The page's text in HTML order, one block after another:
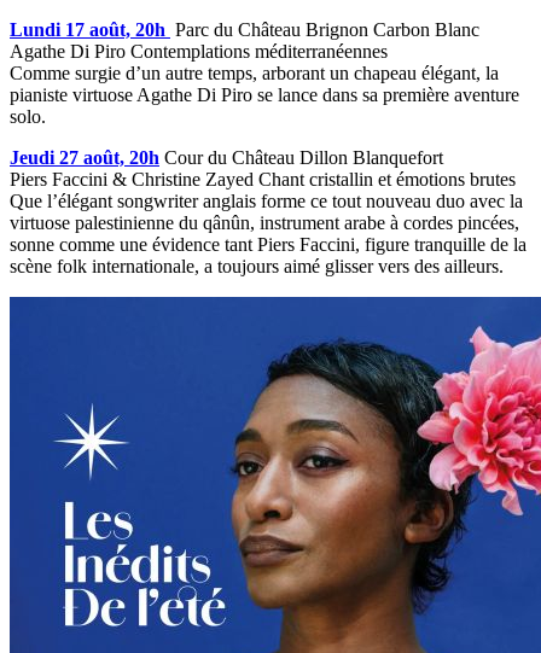
Lundi 17 août, 20h Parc du Château Brignon Carbon Blanc
Agathe Di Piro Contemplations méditerranéennes
Comme surgie d’un autre temps, arborant un chapeau élégant, la
pianiste virtuose Agathe Di Piro se lance dans sa première aventure
solo.
Jeudi 27 août, 20h Cour du Château Dillon Blanquefort
Piers Faccini & Christine Zayed Chant cristallin et émotions brutes
Que l’élégant songwriter anglais forme ce tout nouveau duo avec la
virtuose palestinienne du qânûn, instrument arabe à cordes pincées,
sonne comme une évidence tant Piers Faccini, figure tranquille de la
scène folk internationale, a toujours aimé glisser vers des ailleurs.